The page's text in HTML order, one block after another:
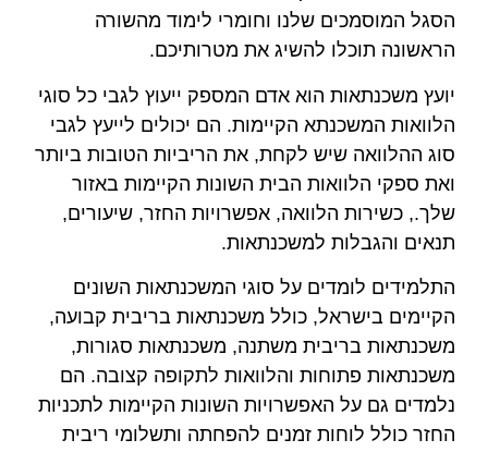
הסגל המוסמכים שלנו וחומרי לימוד מהשורה
הראשונה תוכלו להשיג את מטרותיכם.
יועץ משכנתאות הוא אדם המספק ייעוץ לגבי כל סוגי
הלוואות המשכנתא הקיימות. הם יכולים לייעץ לגבי
סוג ההלוואה שיש לקחת, את הריביות הטובות ביותר
ואת ספקי הלוואות הבית השונות הקיימות באזור
שלך., כשירות הלוואה, אפשרויות החזר, שיעורים,
תנאים והגבלות למשכנתאות.
התלמידים לומדים על סוגי המשכנתאות השונים
הקיימים בישראל, כולל משכנתאות בריבית קבועה,
משכנתאות בריבית משתנה, משכנתאות סגורות,
משכנתאות פתוחות והלוואות לתקופה קצובה. הם
נלמדים גם על האפשרויות השונות הקיימות לתכניות
החזר כולל לוחות זמנים להפחתה ותשלומי ריבית